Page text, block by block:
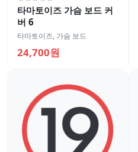
타마토이즈 가슴 보드 커
버 6
타마토이즈, 가슴 보드
24,700원